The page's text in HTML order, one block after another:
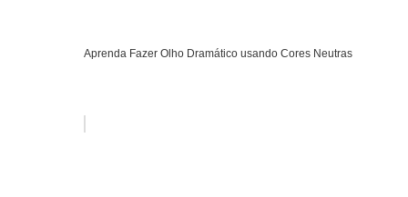
Aprenda Fazer Olho Dramático usando Cores Neutras